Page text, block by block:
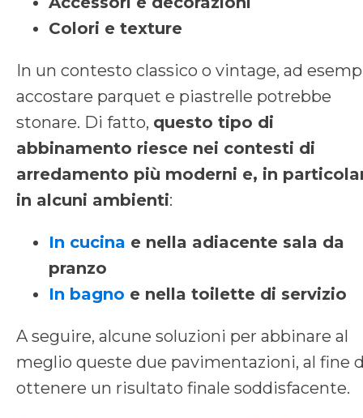
Colori e texture
In un contesto classico o vintage, ad
accostare parquet e piastrelle potrebbe
stonare. Di fatto, questo tipo di
abbinamento riesce nei contesti di
arredamento più moderni e, in
in alcuni ambienti:
In cucina e nella adiacente sala da
pranzo
In bagno e nella toilette di servizio
A seguire, alcune soluzioni per abbinare al
meglio queste due pavimentazioni, al fine
ottenere un risultato finale soddisfacente.